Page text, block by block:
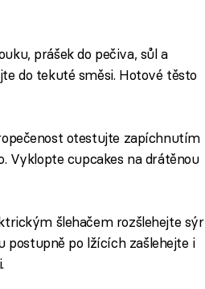
prášek do pečiva, sůl a
do tekuté směsi. Hotové těsto
otestujte zapíchnutím
Vyklopte cupcakes na drátěnou
šlehačem rozšlehejte sýr
postupně po lžících zašlehejte i